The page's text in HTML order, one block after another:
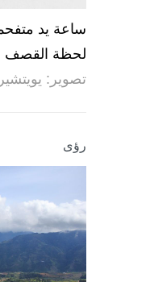
لحظة القصف
تصوير:
رؤى